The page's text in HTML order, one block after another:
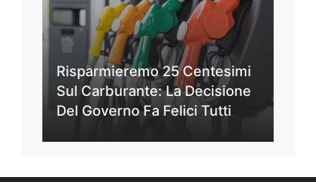
Risparmieremo 25 Centesimi
Sul Carburante: La Decisione
Del Governo Fa Felici Tutti